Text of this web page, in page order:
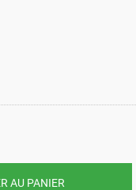
AU PANIER